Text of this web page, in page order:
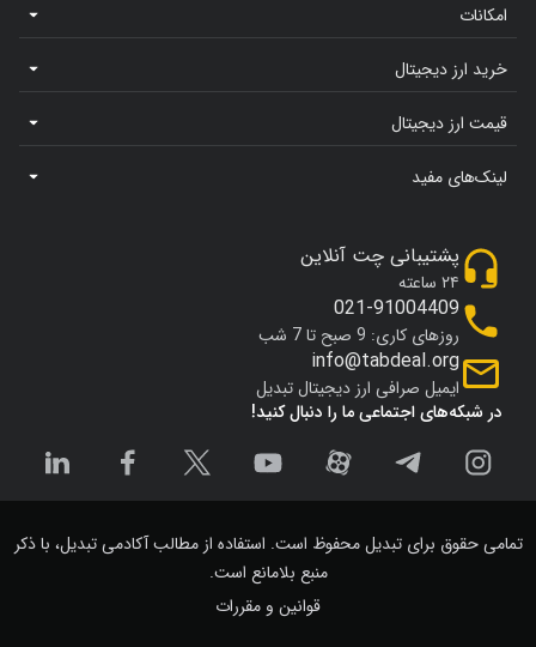
امکانات
خرید ارز دیجیتال
قیمت ارز دیجیتال
لینک‌های مفید
در شبکه‌های اجتماعی ما را دنبال کنید!
پشتیبانی چت آنلاین
۲۴ ساعته
021-91004409
روزهای کاری: 9 صبح تا 7 شب
info@tabdeal.org
ایمیل صرافی ارز دیجیتال تبدیل
تمامی حقوق برای تبدیل محفوظ است. استفاده از مطالب آکادمی تبدیل، با ذکر
منبع بلامانع است.
قوانین و مقررات